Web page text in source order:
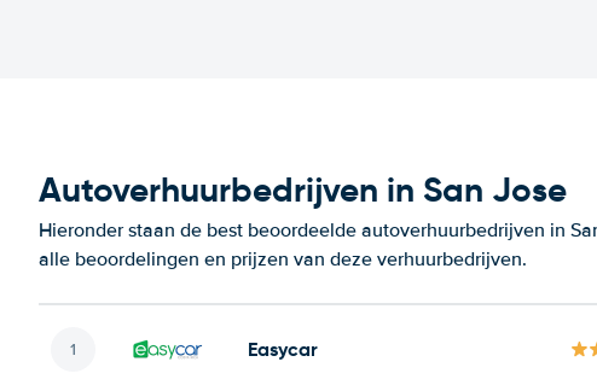
Autoverhuurbedrijven in San Jose
Hieronder staan de best beoordeelde autoverhuurbedrijven in
alle beoordelingen en prijzen van deze verhuurbedrijven.
Easycar